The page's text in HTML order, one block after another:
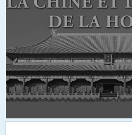
bien évidemment classifiés Secret
terroristes n’utilisent ces vulnérabilités.
sécurité sont étudiées par des groupes
même était par le passé classifiée SD>.
aujourd’hui. Ces améliorations sont
exploitants par l’autorité, avec le risque
fonctionnement gelée, voire supprimée
pas mises en oeuvre. La classification
avec inaction. Pour NDDP,
semble s’être passé, en l’absence